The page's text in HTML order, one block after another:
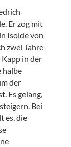
Er zog mit
Isolde von
zwei Jahre
in der
halbe
der
Es gelang,
Bei
es, die